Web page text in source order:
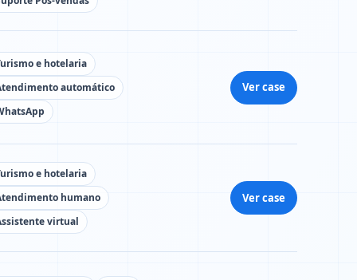
e hotelaria
automático
Ver case
e hotelaria
humano
virtual
Ver case